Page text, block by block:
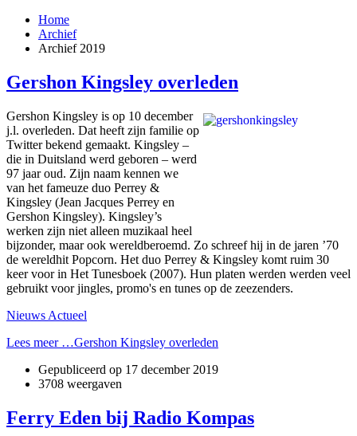
Home
Archief
Archief 2019
Gershon Kingsley overleden
Gershon Kingsley is op 10 december
j.l. overleden. Dat heeft zijn familie op
Twitter bekend gemaakt. Kingsley –
die in Duitsland werd geboren – werd
97 jaar oud. Zijn naam kennen we
van het fameuze duo Perrey &
Kingsley (Jean Jacques Perrey en
Gershon Kingsley). Kingsley’s
werken zijn niet alleen muzikaal heel
bijzonder, maar ook wereldberoemd. Zo schreef hij in de jaren ’70
de wereldhit Popcorn. Het duo Perrey & Kingsley komt ruim 30
keer voor in Het Tunesboek (2007). Hun platen werden werden veel
gebruikt voor jingles, promo's en tunes op de zeezenders.
Nieuws Actueel
Lees meer …Gershon Kingsley overleden
Gepubliceerd op 17 december 2019
3708 weergaven
Ferry Eden bij Radio Kompas